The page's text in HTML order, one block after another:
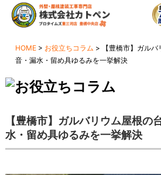
HOME > お役立ちコラム >
【豊橋市】ガル
音・漏水・留め具ゆるみを一挙解決
【豊橋市】ガルバリウム屋根
水・留め具ゆるみを一挙解決